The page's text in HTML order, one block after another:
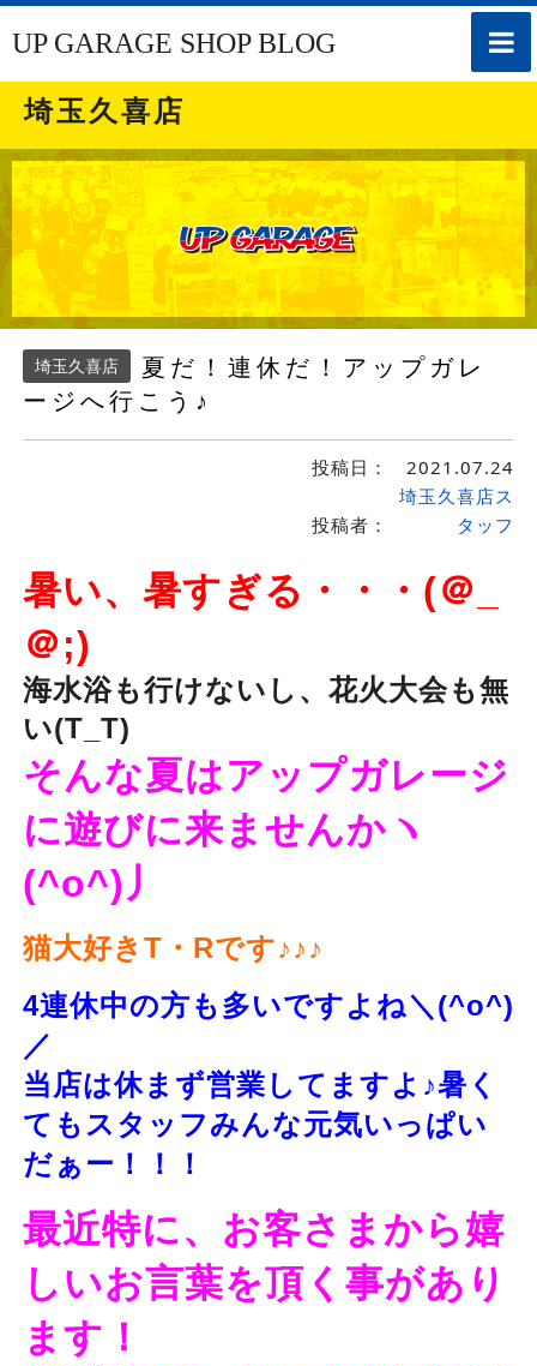
toggle
UP GARAGE SHOP BLOG
埼玉久喜店
埼玉久喜店
夏だ！連休だ！アップガレ
ージへ行こう♪
投稿日： 2021.07.24
投稿者：
埼玉久喜店ス
タッフ
暑い、暑すぎる・・・(＠_
＠;)
海水浴も行けないし、花火大会も無
い(T_T)
そんな夏はアップガレージ
に遊びに来ませんかヽ
(^o^)丿
猫大好きT・Rです♪♪♪
4連休中の方も多いですよね＼(^o^)
／
当店は休まず営業してますよ♪暑く
てもスタッフみんな元気いっぱい
だぁー！！！
最近特に、お客さまから嬉
しいお言葉を頂く事があり
ます！